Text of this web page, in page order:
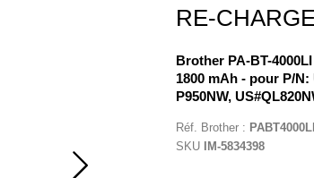
RE-
Brother PA-BT-
1800 mAh - pour P/N:
P950NW,
Réf. Brother: PABT4000LI
SKU
IM-5834398